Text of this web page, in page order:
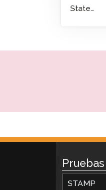
State…
Pruebas
STAMP